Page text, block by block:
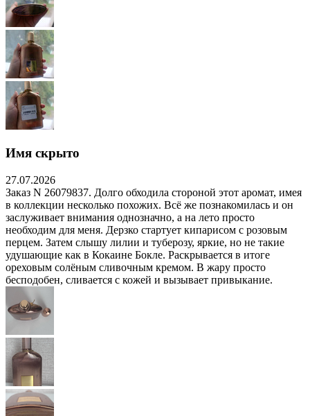
Имя скрыто
27.07.2026
Заказ N 26079837. Долго обходила стороной этот аромат, имея
в коллекции несколько похожих. Всё же познакомилась и он
заслуживает внимания однозначно, а на лето просто
необходим для меня. Дерзко стартует кипарисом с розовым
перцем. Затем слышу лилии и туберозу, яркие, но не такие
удушающие как в Кокаине Бокле. Раскрывается в итоге
ореховым солёным сливочным кремом. В жару просто
бесподобен, сливается с кожей и вызывает привыкание.